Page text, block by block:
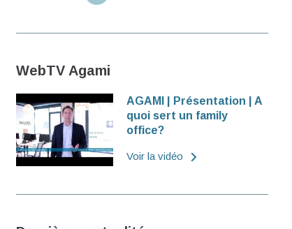
WebTV Agami
AGAMI | Présentation | A
quoi sert un family
office?
Voir la vidéo